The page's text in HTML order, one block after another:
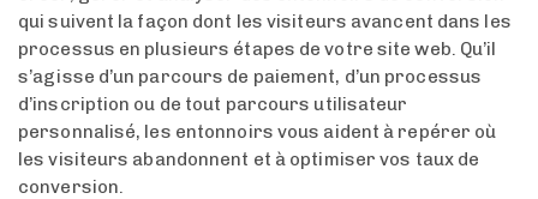
qui suivent la façon dont les visiteurs avancent dans les
processus en plusieurs étapes de votre site web. Qu’il
s’agisse d’un parcours de paiement, d’un processus
d’inscription ou de tout parcours utilisateur
personnalisé, les entonnoirs vous aident à repérer où
les visiteurs abandonnent et à optimiser vos taux de
conversion.